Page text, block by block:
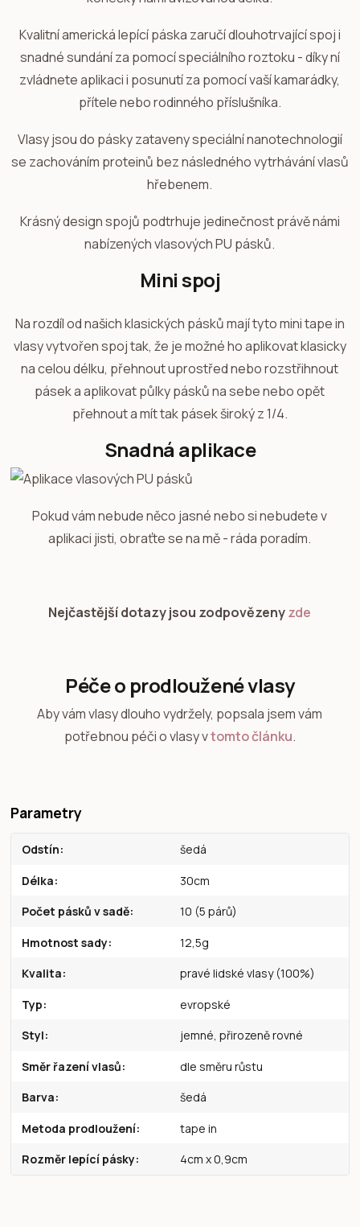
Kvalitní americká lepící páska zaručí dlouhotrvající spoj i
snadné sundání za pomocí speciálního roztoku - díky ní
zvládnete aplikaci i posunutí za pomocí vaší kamarádky,
přítele nebo rodinného příslušníka.
Vlasy jsou do pásky zataveny speciální nanotechnologií
se zachováním proteinů bez následného vytrhávání vlasů
hřebenem.
Krásný design spojů podtrhuje jedinečnost právě námi
nabízených vlasových PU pásků.
Mini spoj
Na rozdíl od našich klasických pásků mají tyto mini tape in
vlasy vytvořen spoj tak, že je možné ho aplikovat klasicky
na celou délku, přehnout uprostřed nebo rozstřihnout
pásek a aplikovat půlky pásků na sebe nebo opět
přehnout a mít tak pásek široký z 1/4.
Snadná aplikace
Pokud vám nebude něco jasné nebo si nebudete v
aplikaci jisti, obraťte se na mě - ráda poradím.
Nejčastější dotazy jsou zodpovězenyzde
Péče o prodloužené vlasy
Aby vám vlasy dlouho vydržely, popsala jsem vám
potřebnou péči o vlasy vtomto článku.
Parametry
Odstín šedá
Délka 30cm
Počet pásků v sadě 10 (5 párů)
Hmotnost sady 12,5g
Kvalita pravé lidské vlasy (100%)
Typ evropské
Styl jemné, přirozeně rovné
Směr řazení vlasů dle směru růstu
Barva šedá
Metoda prodloužení tape in
Rozměr lepící pásky 4cm x 0,9cm